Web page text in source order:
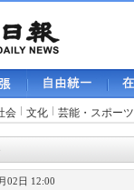
会 文化 芸能・スポーツ
02日 12:00